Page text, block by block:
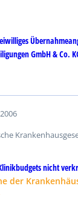
GmbH & Co.
nicht
der